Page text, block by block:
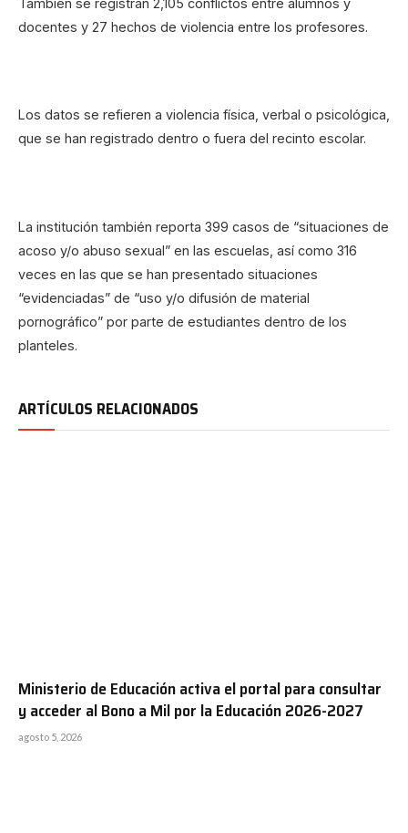
También se registran 2,105 conflictos entre alumnos y
docentes y 27 hechos de violencia entre los profesores.
Los datos se refieren a violencia física, verbal o psicológica,
que se han registrado dentro o fuera del recinto escolar.
La institución también reporta 399 casos de “situaciones de
acoso y/o abuso sexual” en las escuelas, así como 316
veces en las que se han presentado situaciones
“evidenciadas” de “uso y/o difusión de material
pornográfico” por parte de estudiantes dentro de los
planteles.
ARTÍCULOS RELACIONADOS
Ministerio de Educación activa el portal para consultar
y acceder al Bono a Mil por la Educación 2026-2027
agosto 5, 2026